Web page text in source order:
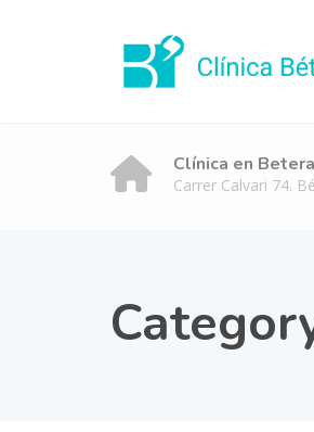
Clínica en Betera
Carrer Calvari 74.